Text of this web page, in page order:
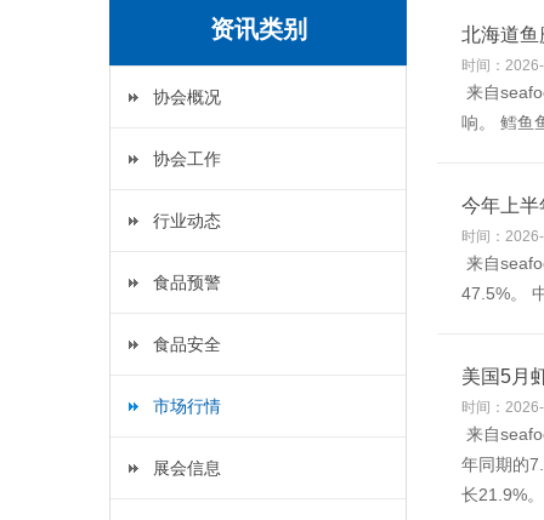
资讯类别
协会概况
协会工作
行业动态
食品预警
食品安全
市场行情
展会信息
北海道鱼
时间：
来自
响。 鳕鱼
今年上半
时间：
来自
47.5%。
美国5月
时间：
来自
年同期的
长21.9%。